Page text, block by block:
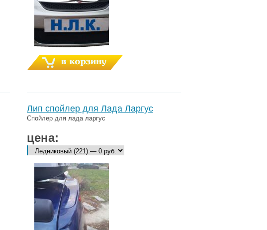
Лип спойлер для Лада Ларгус
Спойлер для лада ларгус
цена: